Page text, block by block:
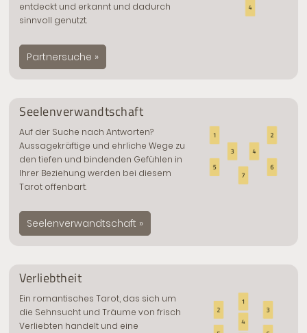
entdeckt und erkannt und dadurch
sinnvoll genutzt.
Partnersuche »
Seelenverwandtschaft
Auf der Suche nach Antworten?
Aussagekräftige und ehrliche Wege zu
den tiefen und bindenden Gefühlen in
Ihrer Beziehung werden bei diesem
Tarot offenbart.
Seelenverwandtschaft »
Verliebtheit
Ein romantisches Tarot, das sich um
die Sehnsucht und Träume von frisch
Verliebten handelt und eine